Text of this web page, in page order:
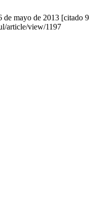
mayo de 2013 [citado
article/view/1197